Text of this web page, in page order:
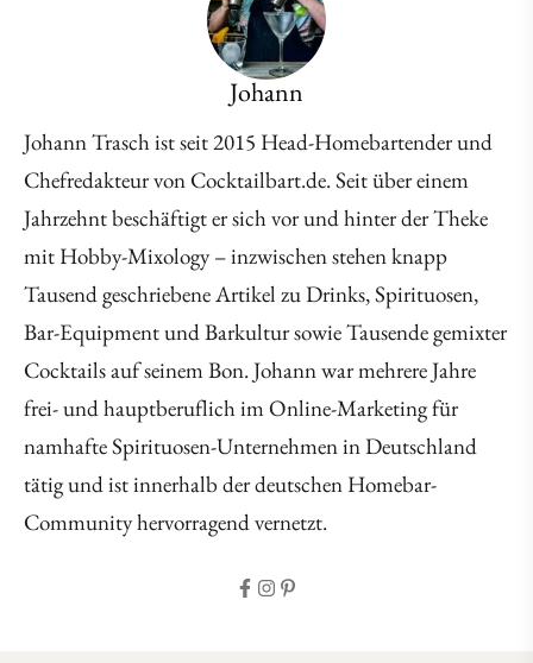
Johann
Johann Trasch ist seit 2015 Head-Homebartender und
Chefredakteur von Cocktailbart.de. Seit über einem
Jahrzehnt beschäftigt er sich vor und hinter der Theke
mit Hobby-Mixology – inzwischen stehen knapp
Tausend geschriebene Artikel zu Drinks, Spirituosen,
Bar-Equipment und Barkultur sowie Tausende gemixter
Cocktails auf seinem Bon. Johann war mehrere Jahre
frei- und hauptberuflich im Online-Marketing für
namhafte Spirituosen-Unternehmen in Deutschland
tätig und ist innerhalb der deutschen Homebar-
Community hervorragend vernetzt.